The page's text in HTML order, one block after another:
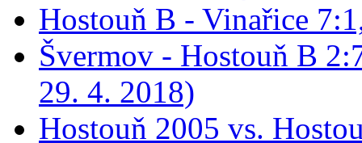
Hostouň B - Vinařice
Švermov - Hostouň B
29. 4. 2018)
Hostouň 2005 vs.